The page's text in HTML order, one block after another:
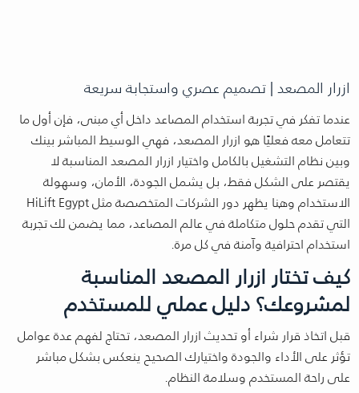
ازرار المصعد | تصميم عصري واستجابة سريعة
عندما تفكر في تجربة استخدام المصاعد داخل أي مبنى، فإن أول ما
تتعامل معه فعليًا هو ازرار المصعد، فهي الوسيط المباشر بينك
وبين نظام التشغيل بالكامل واختيار ازرار المصعد المناسبة لا
يقتصر على الشكل فقط، بل يشمل الجودة، الأمان، وسهولة
الاستخدام وهنا يظهر دور الشركات المتخصصة مثل HiLift Egypt
التي تقدم حلول متكاملة في عالم المصاعد، مما يضمن لك تجربة
استخدام احترافية وآمنة في كل مرة.
كيف تختار ازرار المصعد المناسبة
لمشروعك؟ دليل عملي للمستخدم
قبل اتخاذ قرار شراء أو تحديث ازرار المصعد، تحتاج لفهم عدة عوامل
تؤثر على الأداء والجودة واختيارك الصحيح ينعكس بشكل مباشر
على راحة المستخدم وسلامة النظام.